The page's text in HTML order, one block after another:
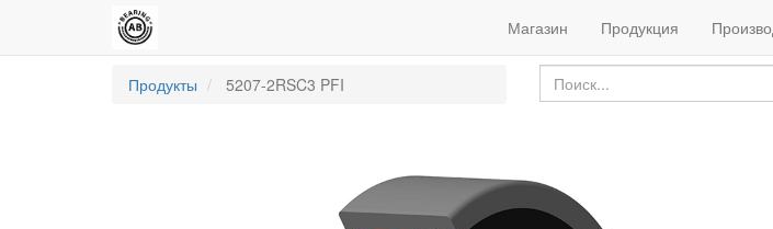
Магазин Продукция
Продукты 5207-2RSC3 PFI